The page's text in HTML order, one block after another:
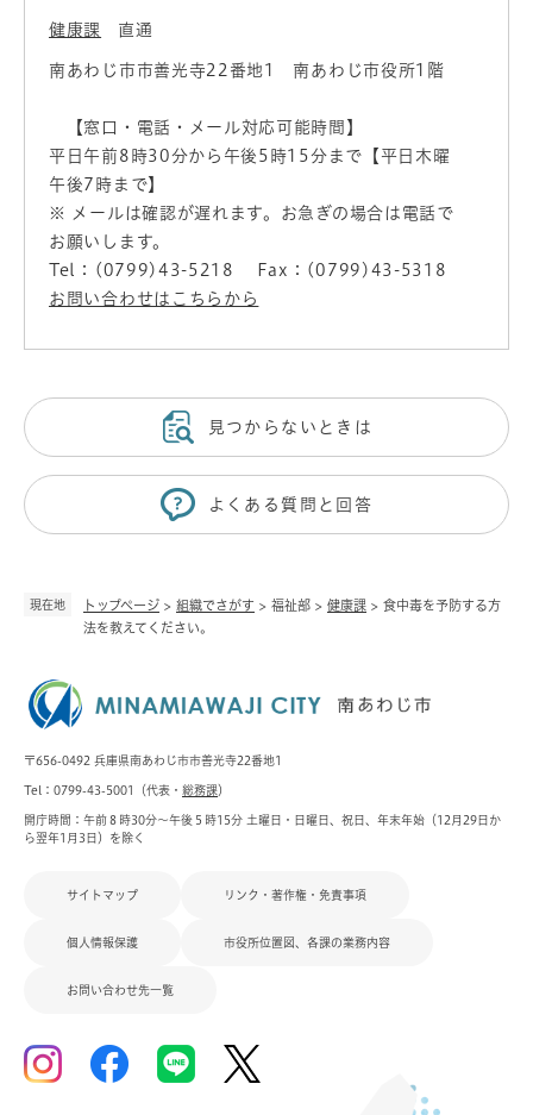
現在地 トップページ > 組織でさがす > 福祉部 > 健康課 > 食中毒を予防する方
法を教えてください。
健康課 直通
南あわじ市市善光寺22番地1 南あわじ市役所1階
【窓口・電話・メール対応可能時間】
平日午前8時30分から午後5時15分まで【平日木曜
午後7時まで】
※ メールは確認が遅れます。お急ぎの場合は電話で
お願いします。
Tel：(0799)43-5218
Fax：(0799)43-5318
お問い合わせはこちらから
見つからないときは
よくある質問と回答
〒656-0492 兵庫県南あわじ市市善光寺22番地1
Tel：0799-43-5001（代表・ 総務課）
開庁時間：午前８時30分～午後５時15分 土曜日・日曜日、祝日、年末年始（12月29日か
ら翌年1月3日）を除く
サイトマップ リンク・著作権・免責事項
個人情報保護 市役所位置図、各課の業務内容
お問い合わせ先一覧